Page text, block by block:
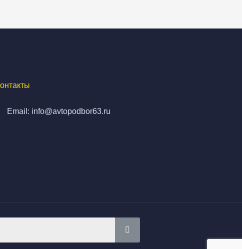
Email: info@avtopodbor63.ru